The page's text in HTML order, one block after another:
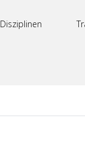
Disziplinen